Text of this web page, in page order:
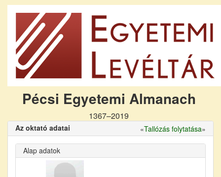
Pécsi Egyetemi Almanach
1367–2019
Az oktató adatai «Tallózás folytatása»
Alap adatok